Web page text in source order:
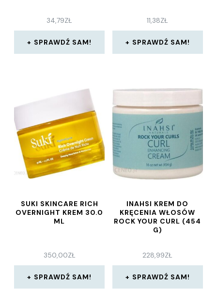
34,79ZŁ
SPRAWDŹ SAM!
11,38ZŁ
SPRAWDŹ SAM!
SUKI SKINCARE RICH
OVERNIGHT KREM 30.0
ML
350,00ZŁ
SPRAWDŹ SAM!
INAHSI KREM DO
KRĘCENIA WŁOSÓW
ROCK YOUR CURL (454
G)
228,99ZŁ
SPRAWDŹ SAM!